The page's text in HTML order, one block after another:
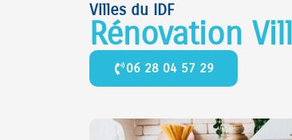
Villes du IDF
Rénovation
06 28 04 57 29